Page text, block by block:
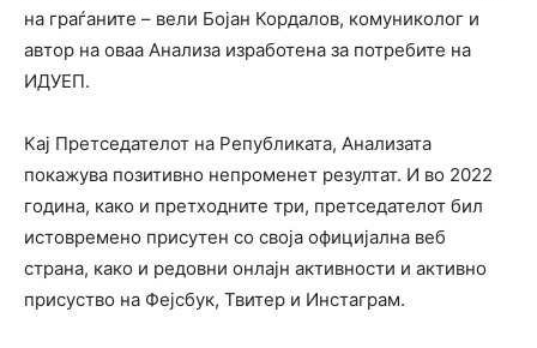
на граѓаните – вели Бојан Кордалов, комуниколог и
автор на оваа Анализа изработена за потребите на
ИДУЕП.
Кај Претседателот на Републиката, Анализата
покажува позитивно непроменет резултат. И во 2022
година, како и претходните три, претседателот бил
истовремено присутен со своја официјална веб
страна, како и редовни онлајн активности и активно
присуство на Фејсбук, Твитер и Инстаграм.